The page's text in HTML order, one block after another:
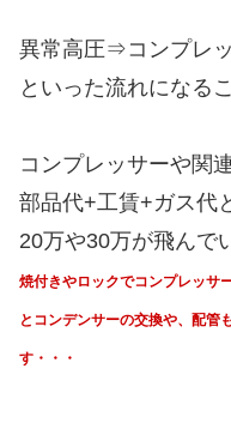
異常高圧⇒コンプレ
といった流れになる
コンプレッサーや関
部品代+工賃+ガス代
20万や30万が飛んで
焼付きやロックでコンプレッサ
と コンデンサーの交換や、 配管
す・・・